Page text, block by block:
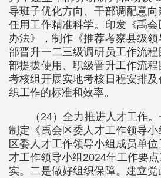
导班子优化方向、干部调配意
任用工作精准科学。印发《禹
办法》，制作《推荐考察县级
部晋升一二三级调研员工作流
部提拔使用、职级晋升工作流
考核组开展实地考核日程安排
织工作的标准和效率。
（24）全力推进人才工作
制定《禹会区委人才工作领导
区委人才工作领导小组成员单
才工作领导小组2024年工作要
实。二是做好组织保障。建立